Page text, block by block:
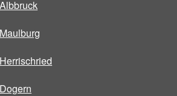
Albbruck
Maulburg
Herrischried
Dogern